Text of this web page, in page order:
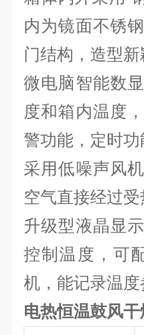
内为镜面不锈
门结构，造型
微电脑智能数
度和箱内温度
警功能，定时
采用低噪声风
空气直接经过
升级型液晶显
控制温度，可
机，能记录温
电热恒温鼓风干